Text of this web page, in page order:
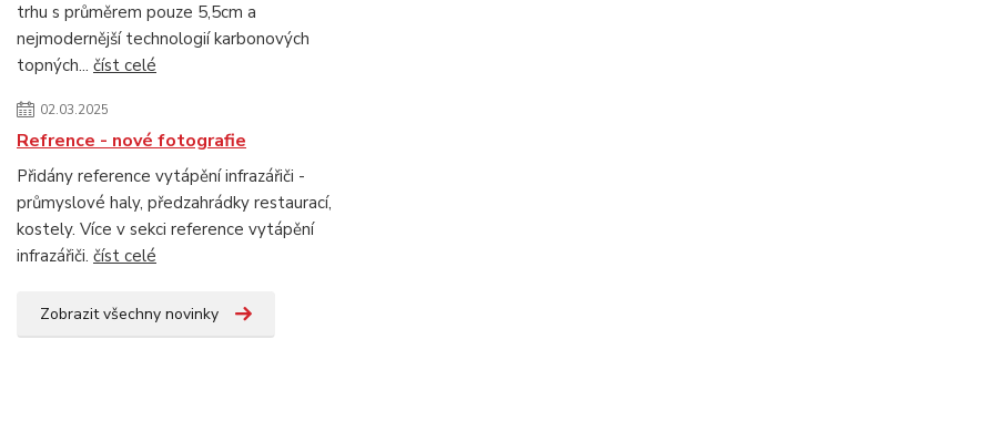
trhu s průměrem pouze 5,5cm a
nejmodernější technologií karbonových
topných... číst celé
02.03.2025
Refrence - nové fotografie
Přidány reference vytápění infrazářiči -
průmyslové haly, předzahrádky restaurací,
kostely. Více v sekci reference vytápění
infrazářiči. číst celé
Zobrazit všechny novinky